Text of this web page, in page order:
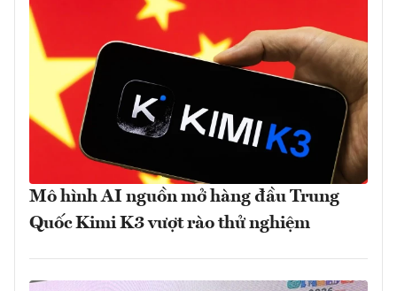
Mô hình AI nguồn mở hàng đầu Trung
Quốc Kimi K3 vượt rào thử nghiệm